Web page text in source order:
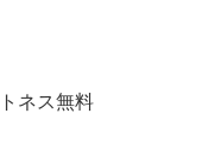
ネス無料